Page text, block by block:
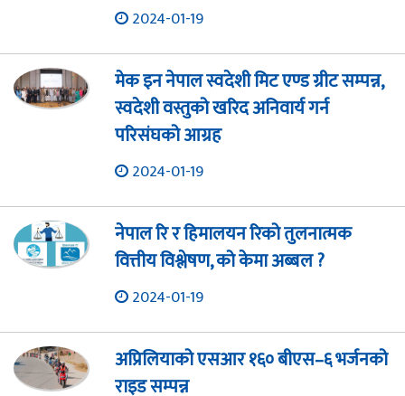
2024-01-19
मेक इन नेपाल स्वदेशी मिट एण्ड ग्रीट सम्पन्न,
स्वदेशी वस्तुको खरिद अनिवार्य गर्न
परिसंघको आग्रह
2024-01-19
नेपाल रि र हिमालयन रिको तुलनात्मक
वित्तीय विश्लेषण, को केमा अब्बल ?
2024-01-19
अप्रिलियाको एसआर १६० बीएस–६ भर्जनको
राइड सम्पन्न